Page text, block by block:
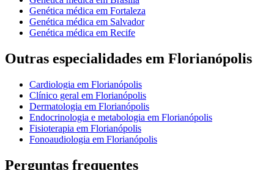
Genética médica em Fortaleza
Genética médica em Salvador
Genética médica em Recife
Outras especialidades em Florianópolis
Cardiologia em Florianópolis
Clínico geral em Florianópolis
Dermatologia em Florianópolis
Endocrinologia e metabologia em Florianópolis
Fisioterapia em Florianópolis
Fonoaudiologia em Florianópolis
Perguntas frequentes